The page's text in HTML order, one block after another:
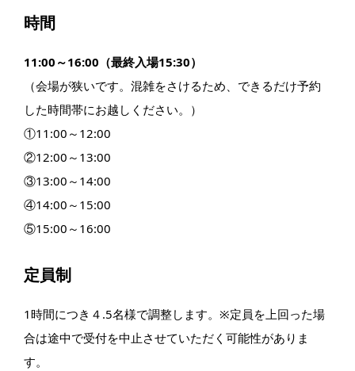
時間
11:00～16:00（最終入場15:30）
（会場が狭いです。混雑をさけるため、できるだけ予約
した時間帯にお越しください。）
①11:00～12:00
②12:00～13:00
③13:00～14:00
④14:00～15:00
⑤15:00～16:00
定員制
1時間につき４.5名様で調整します。※定員を上回った場
合は途中で受付を中止させていただく可能性がありま
す。